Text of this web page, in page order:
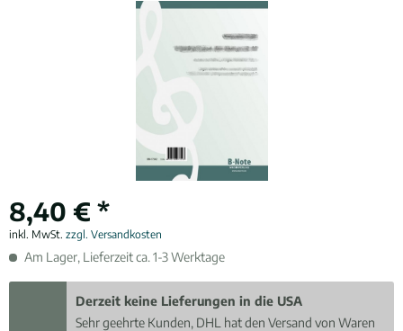
8,40 € *
inkl. MwSt. zzgl. Versandkosten
Am Lager, Lieferzeit ca. 1-3 Werktage
Derzeit keine Lieferungen in die USA
Sehr geehrte Kunden, DHL hat den Versand von Waren